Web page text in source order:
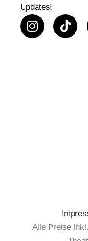
Updates!
Alle Preise